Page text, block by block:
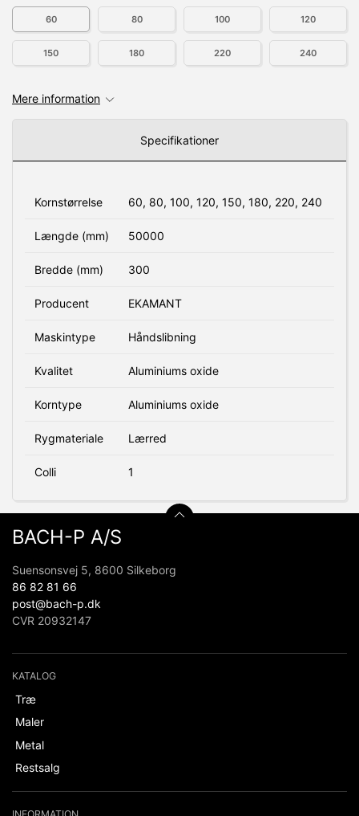
60 80 100 120
150 180 220 240
Mere information
Specifikationer
Kornstørrelse 60, 80, 100, 120, 150, 180, 220, 240
Længde (mm) 50000
Bredde (mm) 300
Producent EKAMANT
Maskintype Håndslibning
Kvalitet Aluminiums oxide
Korntype Aluminiums oxide
Rygmateriale Lærred
Colli 1
BACH-P A/S
Suensonsvej 5, 8600 Silkeborg
86 82 81 66
post@bach-p.dk
CVR 20932147
KATALOG
Træ
Maler
Metal
Restsalg